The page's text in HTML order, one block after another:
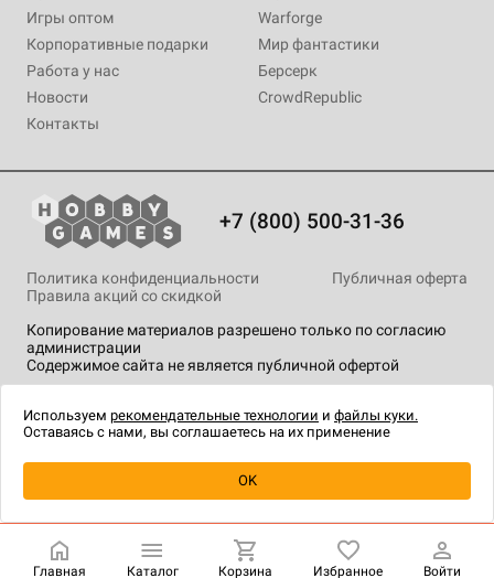
Уведомить о наличии
Игры оптом
Корпоративные подарки
Работа у нас
Новости
Контакты
Warforge
Мир фантастики
Берсерк
CrowdRepublic
+7 (800) 500-31-36
Копирование материалов разрешено только по согласию
администрации
Содержимое сайта не является публичной офертой
Политика конфиденциальности
Публичная оферта
Правила акций со скидкой
технологии.
Главная Каталог Корзина Избранное Войти
Используем рекомендательные технологии и файлы куки.
Оставаясь с нами, вы соглашаетесь на их применение
OK